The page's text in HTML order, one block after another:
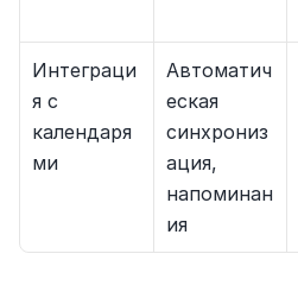
Интеграци
я с
календаря
ми
Автоматич
еская
синхрониз
ация,
напоминан
ия